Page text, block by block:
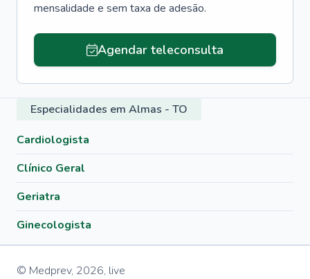
mensalidade e sem taxa de adesão.
Agendar teleconsulta
Especialidades em Almas - TO
Cardiologista
Clínico Geral
Geriatra
Ginecologista
© Medprev, 2026, live